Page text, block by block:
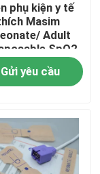
phụ kiện y tế
Masim
Adult
SpO2
Gửi yêu cầu